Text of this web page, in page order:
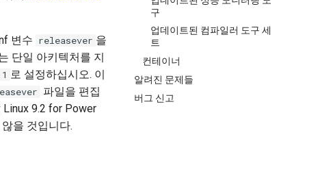
구
업데이트된 컴파일러 도구 세
트
컨테이너
알려진 문제들
버그 신고
변수 releasever 을
단일 아키텍처를 지
로 설정하십시오. 이
파일을 편집
Linux 9.2 for Power
을 것입니다.